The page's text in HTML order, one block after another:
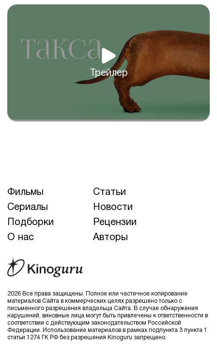
Трейлер
2026 Все права защищены. Полное или частичное копирование
материалов Сайта в коммерческих целях разрешено только с
письменного разрешения владельца Сайта. В случае обнаружения
нарушений, виновные лица могут быть привлечены к ответственности в
соответствии с действующим законодательством Российской
Федерации. Использование материалов в рамках подпункта 3 пункта 1
статьи 1274 ГК РФ без разрешения Kinoguru запрещено.
Фильмы
Статьи
Сериалы
Новости
Подборки
Рецензии
О нас
Авторы